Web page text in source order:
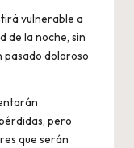
vulnerable a
de la noche, sin
pasado doloroso
pero
que serán